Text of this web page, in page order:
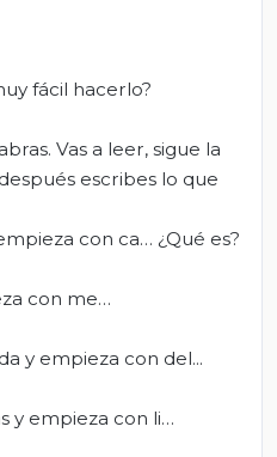
fácil hacerlo?
Vas a leer, sigue la
escribes lo que
con ca… ¿Qué es?
con me…
y empieza con del...
y empieza con li…